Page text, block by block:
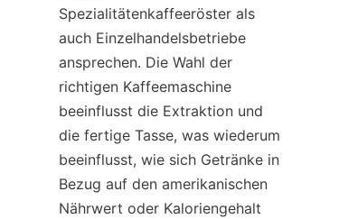
Spezialitätenkaffeeröster als
auch Einzelhandelsbetriebe
ansprechen. Die Wahl der
richtigen Kaffeemaschine
beeinflusst die Extraktion und
die fertige Tasse, was wiederum
beeinflusst, wie sich Getränke in
Bezug auf den amerikanischen
Nährwert oder Kaloriengehalt